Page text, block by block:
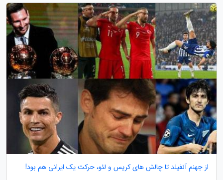
از جهنم آنفیلد تا چالش های کریس و لئو، حرکت یک ایرانی هم بود!